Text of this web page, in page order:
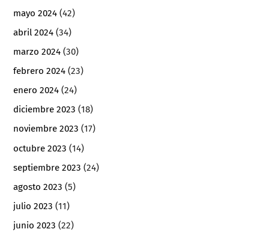
mayo 2024 (42)
abril 2024 (34)
marzo 2024 (30)
febrero 2024 (23)
enero 2024 (24)
diciembre 2023 (18)
noviembre 2023 (17)
octubre 2023 (14)
septiembre 2023 (24)
agosto 2023 (5)
julio 2023 (11)
junio 2023 (22)